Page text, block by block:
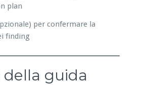
plan
per confermare la
finding
della guida